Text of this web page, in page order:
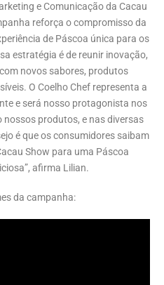
e Comunicação da Cacau
reforça o compromisso da
de Páscoa única para os
estratégia é de reunir inovação,
novos sabores, produtos
O Coelho Chef representa a
e será nosso protagonista nos
produtos, e nas diversas
é que os consumidores saibam
Show para uma Páscoa
afirma Lilian.
da campanha: